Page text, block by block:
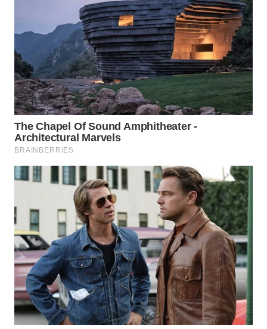
WN
TINGGI
WN
PAKPAK
WN
KARAWANG
WN
WN
BOGOR
WN
DEPOK
WN
TAPANULI